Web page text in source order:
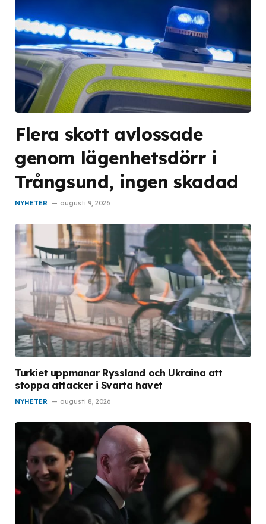
Flera skott avlossade
genom lägenhetsdörr i
Trångsund, ingen skadad
NYHETER augusti 9, 2026
Turkiet uppmanar Ryssland och Ukraina att
stoppa attacker i Svarta havet
NYHETER augusti 8, 2026